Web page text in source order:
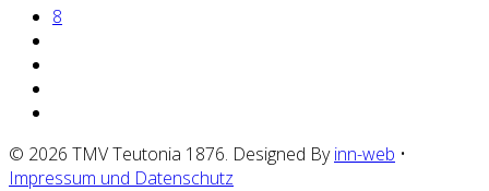
8
© 2026 TMV Teutonia 1876. Designed Byinn-web •
Impressum und Datenschutz